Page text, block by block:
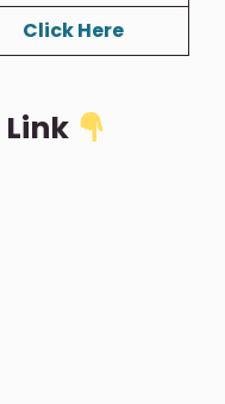
Click Here